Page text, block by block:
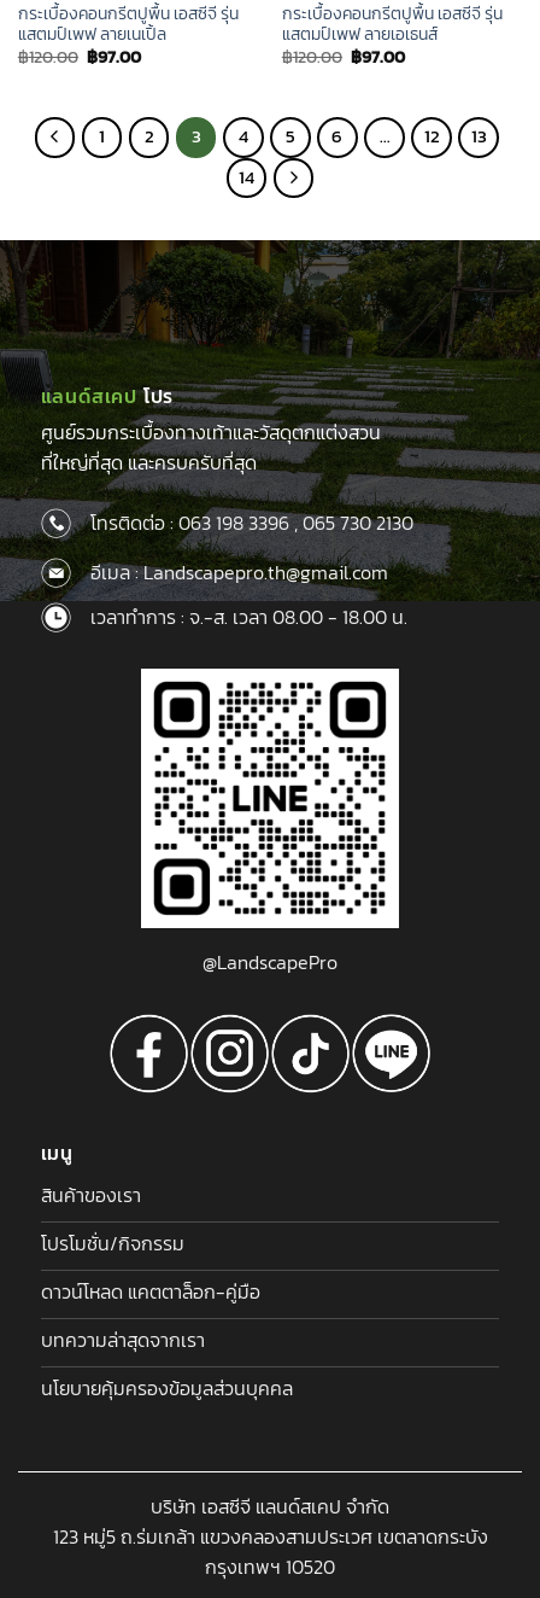
กระเบื้องคอนกรีตปูพื้น เอสซีจี รุ่น
แสตมป์เพฟ ลายเนเปิ้ล
฿120.00 Original
price
฿97.00Current
price
กระเบื้องคอนกรีตปูพื้น เอสซีจี รุ่น
แสตมป์เพฟ ลายเอเธนส์
฿120.00 Original
price
฿97.00Current
price
1 2 3 4 5 6 … 12
13
14
แลนด์สเคปโปร
ศูนย์รวมกระเบื้องทางเท้าและวัสดุตกแต่งสวน
ที่ใหญ่ที่สุด และครบครับที่สุด
โทรติดต่อ :063 198 3396,065 730 2130
อีเมล : Landscapepro.th@gmail.com
เวลาทำการ : จ.-ส. เวลา 08.00 - 18.00 น.
@LandscapePro
เมนู
สินค้าของเรา
โปรโมชั่น/กิจกรรม
ดาวน์โหลด แคตตาล็อก-คู่มือ
บทความล่าสุดจากเรา
นโยบายคุ้มครองข้อมูลส่วนบุคคล
บริษัท เอสซีจี แลนด์สเคป จำกัด
123 หมู่5 ถ.ร่มเกล้า แขวงคลองสามประเวศ เขตลาดกระบัง
กรุงเทพฯ 10520